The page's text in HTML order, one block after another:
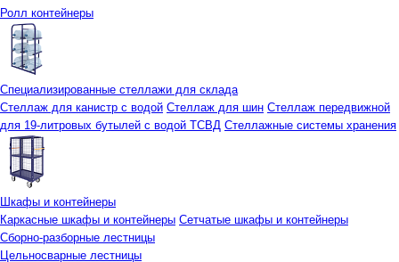
Ролл контейнеры
Специализированные стеллажи для склада
Стеллаж для канистр с водой Стеллаж для шин Стеллаж передвижной
для 19-литровых бутылей с водой ТСВД Стеллажные системы хранения
Шкафы и контейнеры
Каркасные шкафы и контейнеры Сетчатые шкафы и контейнеры
Сборно-разборные лестницы
Цельносварные лестницы